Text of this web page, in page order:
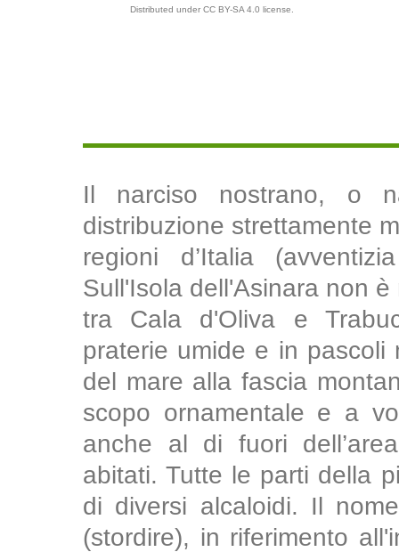
Distributed under CC BY-SA 4.0 license.
Il narciso nostrano, o
distribuzione strettamente
regioni d’Italia
Sull'Isola dell'Asinara non
tra Cala d'Oliva e
praterie umide e in pascoli
del mare alla fascia
scopo ornamentale e a
anche al di fuori
abitati. Tutte le parti della
di diversi alcaloidi. Il
(stordire), in riferimento